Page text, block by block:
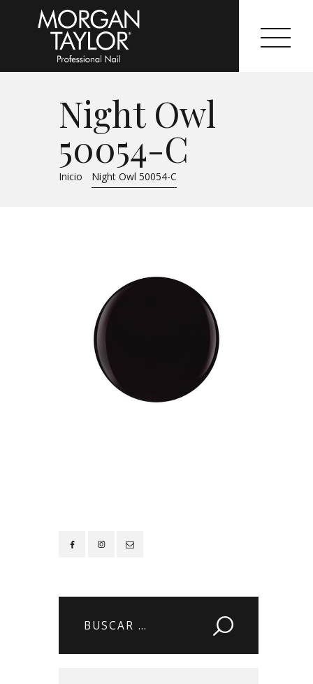
Night Owl
50054-C
Inicio Night Owl 50054-C
Morgan Taylor®
Sistemas Profesionales
Cartas de Color
Tutoriales
Contacto
Buscar: